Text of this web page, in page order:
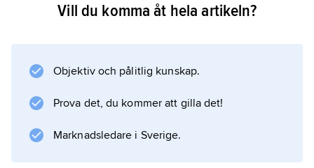
Från söder till norr kan Himalayas
Siwalikbergen, Främre Himalaya, Höga
Berggrund
Vill du komma åt hela artikeln?
Objektiv och pålitlig kunskap.
Prova det, du kommer att gilla det!
Marknadsledare i Sverige.